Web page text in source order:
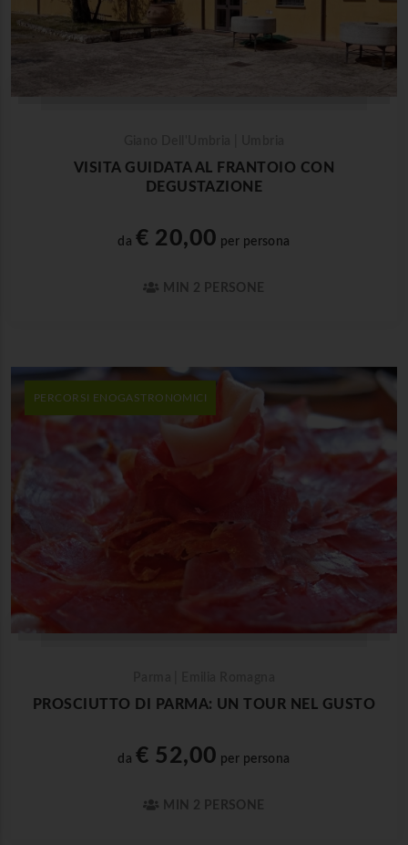
VISITA GUIDATA AL FRANTOIO CON
DEGUSTAZIONE
da € 20,00 per persona
MIN 2 PERSONE
PERCORSI ENOGASTRONOMICI
PROSCIUTTO DI PARMA: UN TOUR NEL GUSTO
da € 52,00 per persona
MIN 2 PERSONE